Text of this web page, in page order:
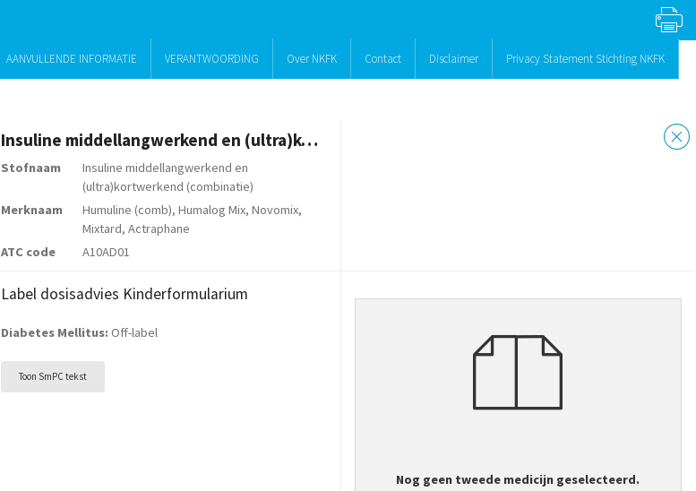
AANVULLENDE INFORMATIE VERANTWOORDING Over NKFK Contact Disclaimer Privacy Statement Stichting NKFK
Insuline middellangwerkend en (ultra)kortwerkend (combinatie)
Stofnaam
Insuline middellangwerkend en
(ultra)kortwerkend (combinatie)
Merknaam
Humuline (comb), Humalog Mix, Novomix,
Mixtard, Actraphane
ATC code
A10AD01
Label dosisadvies Kinderformularium
Diabetes Mellitus: Off-label
Toon SmPC tekst
Nog geen tweede medicijn geselecteerd.